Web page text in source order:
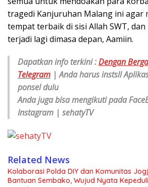
tragedi Kanjuruhan Malang ini agar
tempat terbaik di sisi Allah SWT,
terjadi lagi dimasa depan, Aamiin.
Dapatkan info terkini :Dengan
Telegram | Anda harus instsll
ponsel dulu
Anda juga bisa mengikuti pada
Instagram | sehatyTV
Related News
Kolaborasi Polda DIY dan Komunitas
Bantuan Sembako, Wujud Nyata